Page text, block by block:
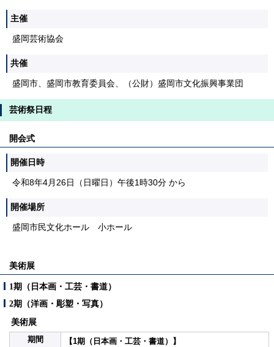
主催
盛岡芸術協会
共催
盛岡市、盛岡市教育委員会、（公財）盛岡市文化振興事業団
芸術祭日程
開会式
開催日時
令和8年4月26日（日曜日）午後1時30分 から
開催場所
盛岡市民文化ホール 小ホール
美術展
1期（日本画・工芸・書道）
2期（洋画・彫塑・写真）
美術展
期間
【1期（日本画・工芸・書道）】